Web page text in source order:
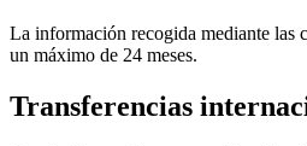
La información recogida mediante las
un máximo de 24 meses.
Transferencias